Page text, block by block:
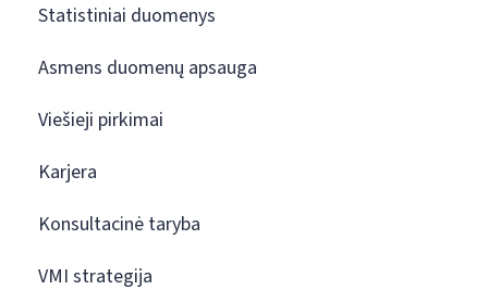
Statistiniai duomenys
Asmens duomenų apsauga
Viešieji pirkimai
Karjera
Konsultacinė taryba
VMI strategija